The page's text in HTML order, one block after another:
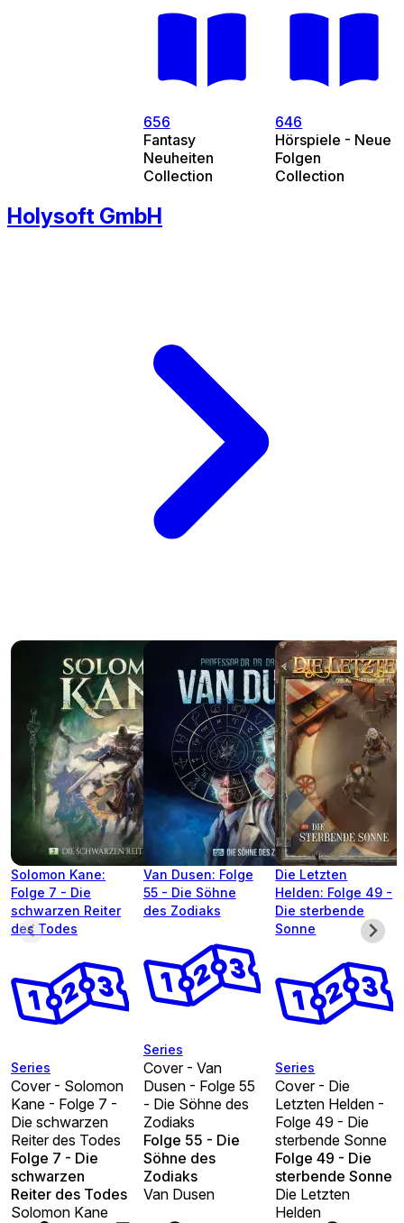
656
Fantasy
Neuheiten
Collection
646
Hörspiele - Neue
Folgen
Collection
Holysoft GmbH
Solomon Kane:
Folge 7 - Die
schwarzen Reiter
des Todes
Series
Cover - Solomon
Kane - Folge 7 -
Die schwarzen
Reiter des Todes
Folge 7 - Die
schwarzen
Reiter des Todes
Solomon Kane
Van Dusen: Folge
55 - Die Söhne
des Zodiaks
Series
Cover - Van
Dusen - Folge 55
- Die Söhne des
Zodiaks
Folge 55 - Die
Söhne des
Zodiaks
Van Dusen
Die Letzten
Helden: Folge 49 -
Die sterbende
Sonne
Series
Cover - Die
Letzten Helden -
Folge 49 - Die
sterbende Sonne
Folge 49 - Die
sterbende Sonne
Die Letzten
Helden